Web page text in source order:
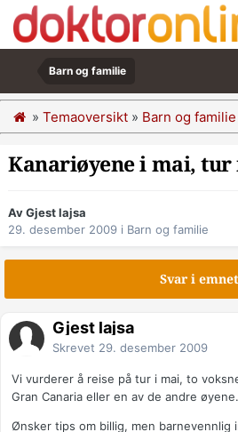
Barn og familie
» Temaoversikt » Barn og familie
Kanariøyene i mai, tur
Av Gjest lajsa
29. desember 2009 i Barn og familie
Svar i emnet
Gjest lajsa
Skrevet 29. desember 2009
Vi vurderer å reise på tur i mai, to
Gran Canaria eller en av de andre øyene.
Ønsker tips om billig, men barnevennlig